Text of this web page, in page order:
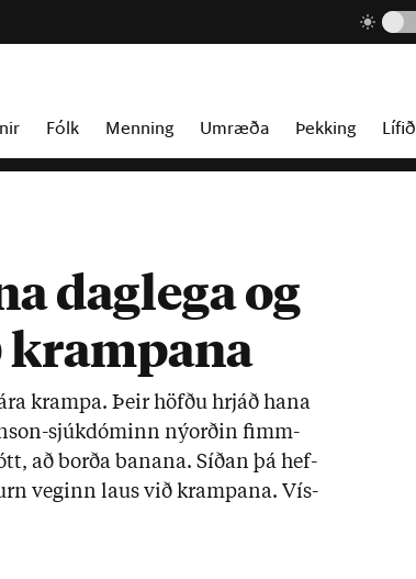
Fólk Menning Umræða Þekking Lífið
daglega og
krampana
krampa. Þeir höfðu hrjáð hana
sjúk­dóm­inn nýorð­in fimm­
að borða ban­ana. Síð­an þá hef­
veg­inn laus við kramp­ana. Vís­